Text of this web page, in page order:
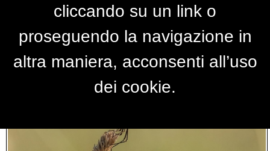
cliccando su un link o
proseguendo la navigazione in
altra maniera, acconsenti all’uso
dei cookie.